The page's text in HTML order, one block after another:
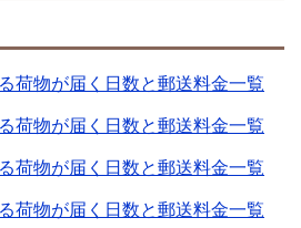
荷物が届く日数と郵送料金一覧
荷物が届く日数と郵送料金一覧
荷物が届く日数と郵送料金一覧
荷物が届く日数と郵送料金一覧